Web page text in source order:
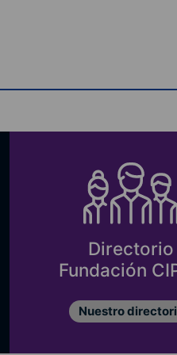
Directorio
Fundación
Nuestro